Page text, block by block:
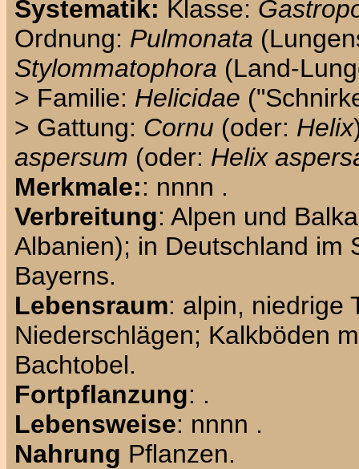
Systematik: Klasse:
Ordnung: Pulmonata
Stylommatophora (Land-
> Familie: Helicidae
> Gattung: Cornu (oder: Helix
aspersum (oder: Helix
Merkmale:: nnnn .
Verbreitung: Alpen und
Albanien); in Deutschland im
Bayerns.
Lebensraum: alpin, niedrige
Niederschlägen; Kalkböden
Bachtobel.
Fortpflanzung: .
Lebensweise: nnnn .
Nahrung Pflanzen.